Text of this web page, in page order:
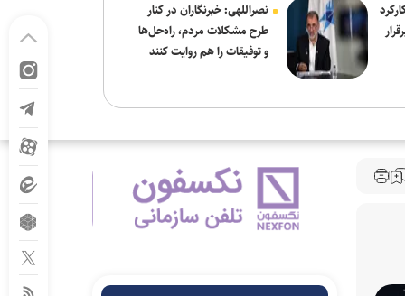
نصراللهی: خبرنگاران در کنار
طرح مشکلات مردم، راه‌حل‌ها
و توفیقات را هم روایت کنند